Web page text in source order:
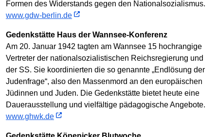
Formen des Widerstands gegen den Nationalsozialismus.
www.gdw-berlin.de
Gedenkstätte Haus der Wannsee-Konferenz
Am 20. Januar 1942 tagten am Wannsee 15 hochrangige
Vertreter der nationalsozialistischen Reichsregierung und
der SS. Sie koordinierten die so genannte „Endlösung der
Judenfrage“, also den Massenmord an den europäischen
Jüdinnen und Juden. Die Gedenkstätte bietet heute eine
Dauerausstellung und vielfältige pädagogische Angebote.
www.ghwk.de